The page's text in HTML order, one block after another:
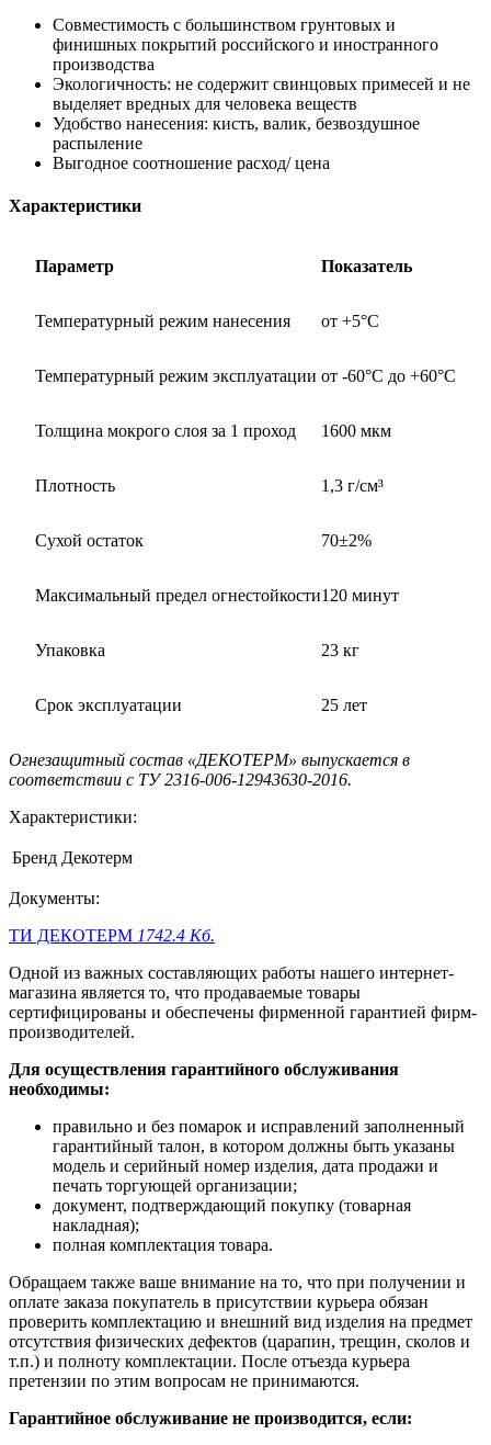
Совместимость с большинством грунтовых и
финишных покрытий российского и иностранного
производства
Экологичность: не содержит свинцовых примесей и не
выделяет вредных для человека веществ
Удобство нанесения: кисть, валик, безвоздушное
распыление
Выгодное соотношение расход/ цена
Характеристики
Параметр Показатель
Температурный режим нанесения от +5°С
Температурный режим эксплуатации от -60°С до +60°С
Толщина мокрого слоя за 1 проход 1600 мкм
Плотность 1,3 г/см³
Сухой остаток 70±2%
Максимальный предел огнестойкости120 минут
Упаковка 23 кг
Срок эксплуатации 25 лет
Огнезащитный состав «ДЕКОТЕРМ» выпускается в
соответствии с ТУ 2316-006-12943630-2016.
Характеристики:
Бренд Декотерм
Документы:
ТИ ДЕКОТЕРМ 1742.4 Кб.
Одной из важных составляющих работы нашего интернет-
магазина является то, что продаваемые товары
сертифицированы и обеспечены фирменной гарантией фирм-
производителей.
Для осуществления гарантийного обслуживания
необходимы:
правильно и без помарок и исправлений заполненный
гарантийный талон, в котором должны быть указаны
модель и серийный номер изделия, дата продажи и
печать торгующей организации;
документ, подтверждающий покупку (товарная
накладная);
полная комплектация товара.
Обращаем также ваше внимание на то, что при получении и
оплате заказа покупатель в присутствии курьера обязан
проверить комплектацию и внешний вид изделия на предмет
отсутствия физических дефектов (царапин, трещин, сколов и
т.п.) и полноту комплектации. После отъезда курьера
претензии по этим вопросам не принимаются.
Гарантийное обслуживание не производится, если: